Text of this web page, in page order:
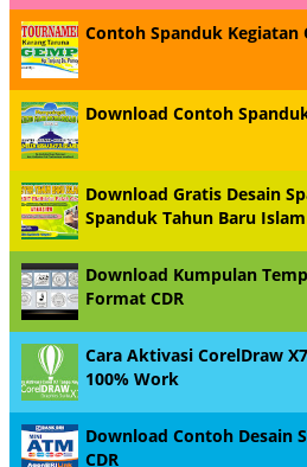
Contoh Spanduk Kegiatan
Download Contoh
Download Gratis Desain
Spanduk Tahun Baru
Download Kumpulan
Format CDR
Cara Aktivasi CorelDraw
100% Work
Download Contoh Desain
CDR